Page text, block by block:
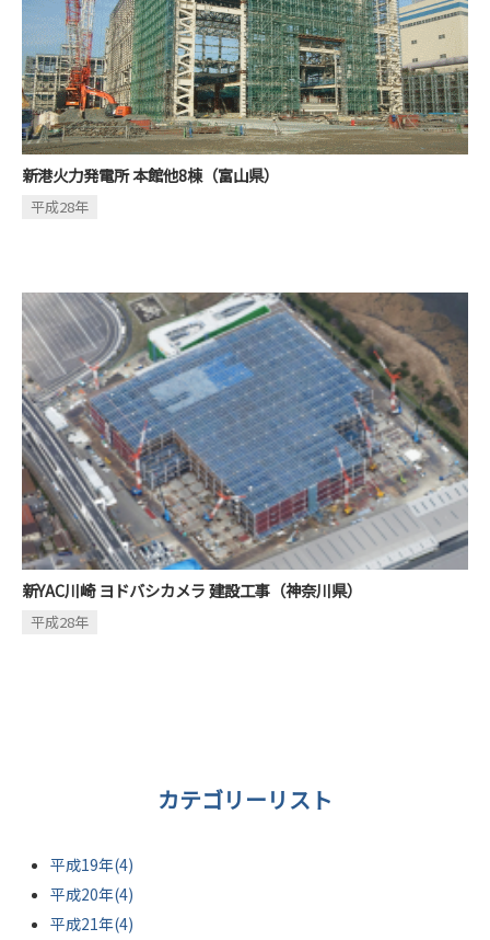
新港火力発電所 本館他8棟（富山県）
平成28年
新YAC川崎 ヨドバシカメラ 建設工事（神奈川県）
平成28年
カテゴリーリスト
平成19年(4)
平成20年(4)
平成21年(4)